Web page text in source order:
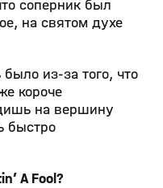
соперник был
на святом духе
из-за того, что
короче
на вершину
быстро
A Fool?